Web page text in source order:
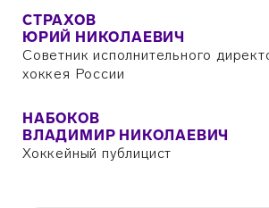
СТРАХОВ
ЮРИЙ НИКОЛАЕВИЧ
Советник исполнительного
хоккея России
НАБОКОВ
ВЛАДИМИР НИКОЛАЕВИЧ
Хоккейный публицист